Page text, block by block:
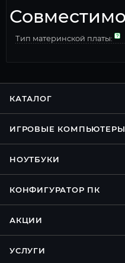
Тип материнской платы:
КАТАЛОГ
ИГРОВЫЕ КОМПЬЮТЕРЫ
НОУТБУКИ
КОНФИГУРАТОР ПК
АКЦИИ
УСЛУГИ